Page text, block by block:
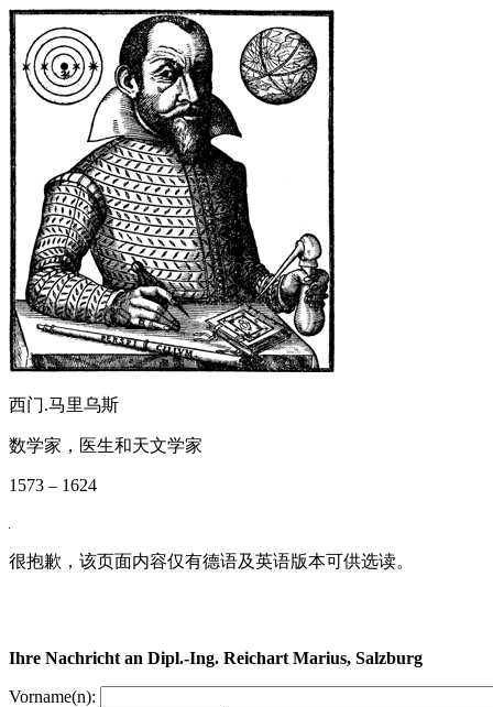
西门.马里乌斯
数学家，医生和天文学家
1573 – 1624
很抱歉，该页面内容仅有德语及英语版本可供选读。
Ihre Nachricht an Dipl.-Ing. Reichart Marius, Salzburg
Vorname(n):